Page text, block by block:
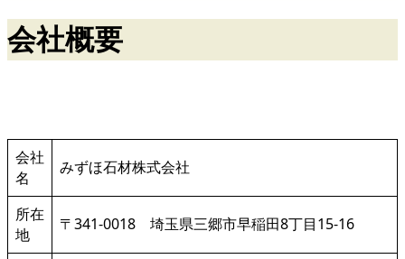
会社概要
会社
名
みずほ石材株式会社
所在
地
〒341-0018 埼玉県三郷市早稲田8丁目15-16